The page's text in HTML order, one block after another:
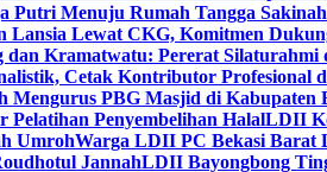
Putri Menuju Rumah Tangga Sakinah
Lewat CKG, Komitmen
Kramatwatu: Pererat Silaturahmi
Cetak Kontributor Profesional
Mengurus PBG Masjid di Kabupaten
Penyembelihan HalalLDII
UmrohWarga LDII PC Bekasi Barat
JannahLDII Bayongbong